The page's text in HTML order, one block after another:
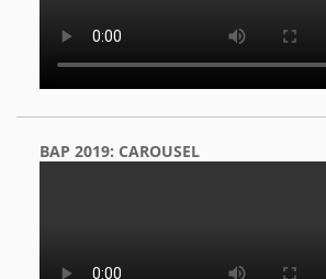
BAP 2019: CAROUSEL